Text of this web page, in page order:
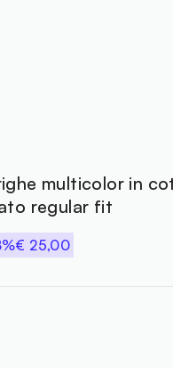
multicolor in
regular fit
€ 25,00